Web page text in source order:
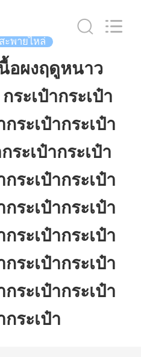
ะพายไหล่
อผงฤดูหนาว
ระเป๋ากระเป๋า
ระเป๋ากระเป๋า
ระเป๋ากระเป๋า
ระเป๋ากระเป๋า
ระเป๋ากระเป๋า
ระเป๋ากระเป๋า
ระเป๋ากระเป๋า
ระเป๋ากระเป๋า
กระเป๋า